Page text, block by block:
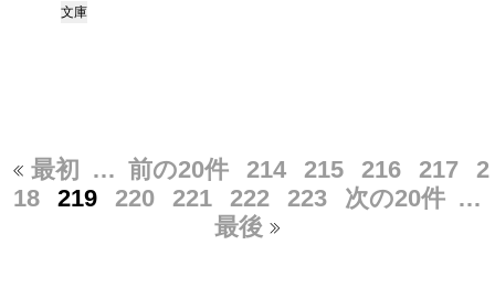
文庫
最初 … 前の20件 214 215 216 217
2
18
219 220 221 222 223 次の20件 …
最後